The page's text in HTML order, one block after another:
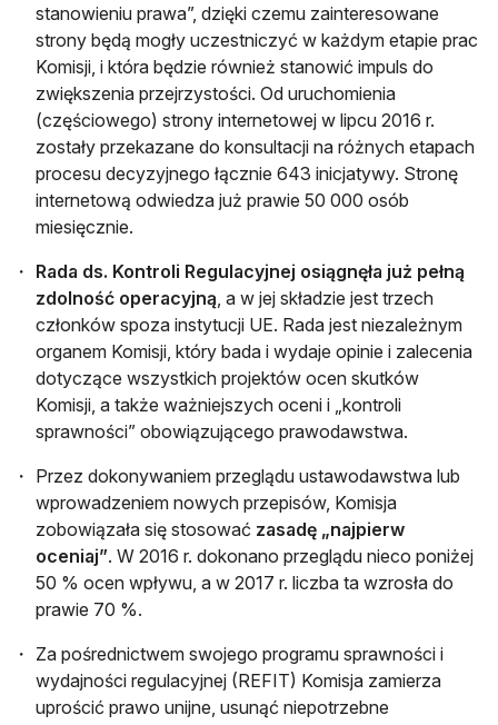
stanowieniu prawa”, dzięki czemu zainteresowane
strony będą mogły uczestniczyć w każdym etapie prac
Komisji, i która będzie również stanowić impuls do
zwiększenia przejrzystości. Od uruchomienia
(częściowego) strony internetowej w lipcu 2016 r.
zostały przekazane do konsultacji na różnych etapach
procesu decyzyjnego łącznie 643 inicjatywy. Stronę
internetową odwiedza już prawie 50 000 osób
miesięcznie.
Rada ds. Kontroli Regulacyjnej osiągnęła już pełną
zdolność operacyjną, a w jej składzie jest trzech
członków spoza instytucji UE. Rada jest niezależnym
organem Komisji, który bada i wydaje opinie i zalecenia
dotyczące wszystkich projektów ocen skutków
Komisji, a także ważniejszych oceni i „kontroli
sprawności” obowiązującego prawodawstwa.
Przez dokonywaniem przeglądu ustawodawstwa lub
wprowadzeniem nowych przepisów, Komisja
zobowiązała się stosować zasadę „najpierw
oceniaj”. W 2016 r. dokonano przeglądu nieco poniżej
50 % ocen wpływu, a w 2017 r. liczba ta wzrosła do
prawie 70 %.
Za pośrednictwem swojego programu sprawności i
wydajności regulacyjnej (REFIT) Komisja zamierza
uprościć prawo unijne, usunąć niepotrzebne